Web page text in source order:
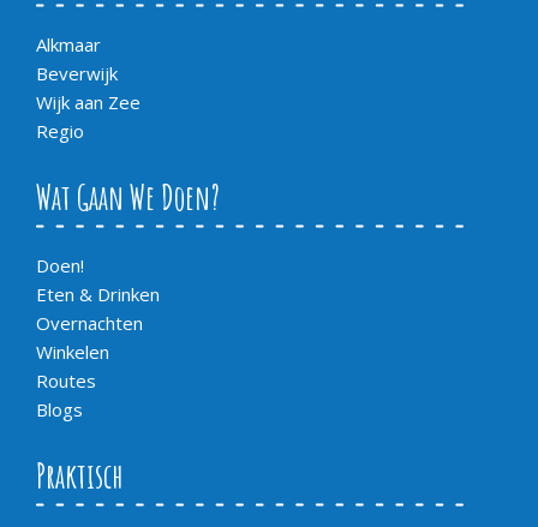
Alkmaar
Beverwijk
Wijk aan Zee
Regio
Wat Gaan We Doen?
Doen!
Eten & Drinken
Overnachten
Winkelen
Routes
Blogs
Praktisch